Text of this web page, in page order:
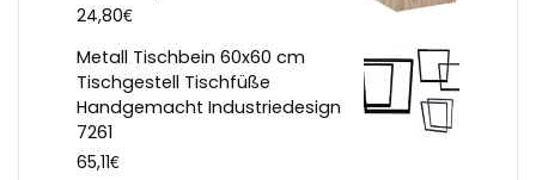
24,80€
Metall Tischbein 60x60 cm
Tischgestell Tischfüße
Handgemacht Industriedesign
7261
65,11€